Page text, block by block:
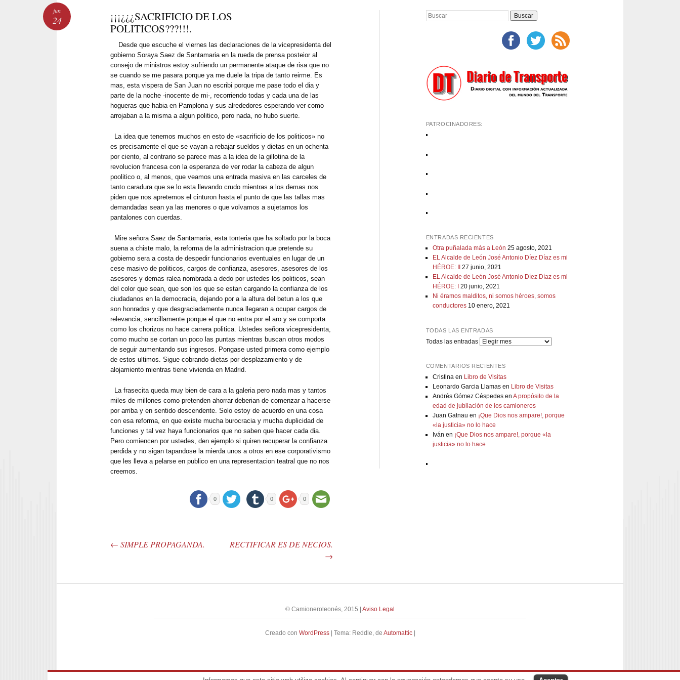
¡¡¡¿¿¿SACRIFICIO DE LOS
POLITICOS???!!!.
Desde que escuche el viernes las declaraciones de la vicepresidenta del
gobierno Soraya Saez de Santamaria en la rueda de prensa posteior al
consejo de ministros estoy sufriendo un permanente ataque de risa que no
se cuando se me pasara porque ya me duele la tripa de tanto reirme. Es
mas, esta vispera de San Juan no escribi porque me pase todo el dia y
parte de la noche -inocente de mi-, recorriendo todas y cada una de las
hogueras que habia en Pamplona y sus alrededores esperando ver como
arrojaban a la misma a algun politico, pero nada, no hubo suerte.
La idea que tenemos muchos en esto de «sacrificio de los politicos» no
es precisamente el que se vayan a rebajar sueldos y dietas en un ochenta
por ciento, al contrario se parece mas a la idea de la gillotina de la
revolucion francesa con la esperanza de ver rodar la cabeza de algun
poolitico o, al menos, que veamos una entrada masiva en las carceles de
tanto caradura que se lo esta llevando crudo mientras a los demas nos
piden que nos apretemos el cinturon hasta el punto de que las tallas mas
demandadas sean ya las menores o que volvamos a sujetarnos los
pantalones con cuerdas.
Mire señora Saez de Santamaria, esta tonteria que ha soltado por la boca
suena a chiste malo, la reforma de la administracion que pretende su
gobierno sera a costa de despedir funcionarios eventuales en lugar de un
cese masivo de politicos, cargos de confianza, asesores, asesores de los
asesores y demas ralea nombrada a dedo por ustedes los politicos, sean
del color que sean, que son los que se estan cargando la confianza de los
ciudadanos en la democracia, dejando por a la altura del betun a los que
son honrados y que desgraciadamente nunca llegaran a ocupar cargos de
relevancia, sencillamente porque el que no entra por el aro y se comporta
como los chorizos no hace carrera politica. Ustedes señora vicepresidenta,
como mucho se cortan un poco las puntas mientras buscan otros modos
de seguir aumentando sus ingresos. Pongase usted primera como ejemplo
de estos ultimos. Sigue cobrando dietas por desplazamiento y de
alojamiento mientras tiene vivienda en Madrid.
La frasecita queda muy bien de cara a la galeria pero nada mas y tantos
miles de millones como pretenden ahorrar deberian de comenzar a hacerse
por arriba y en sentido descendente. Solo estoy de acuerdo en una cosa
con esa reforma, en que existe mucha burocracia y mucha duplicidad de
funciones y tal vez haya funcionarios que no saben que hacer cada dia.
Pero comiencen por ustedes, den ejemplo si quiren recuperar la confianza
perdida y no sigan tapandose la mierda unos a otros en ese corporativismo
que les lleva a pelarse en publico en una representacion teatral que no nos
creemos.
0 0 0
jun
24
← SIMPLE PROPAGANDA.
RECTIFICAR ES DE NECIOS.
→
Buscar
PATROCINADORES:
ENTRADAS RECIENTES
Otra puñalada más a León 25 agosto, 2021
EL Alcalde de León José Antonio Díez Díaz es mi
HÉROE: II
27 junio, 2021
EL Alcalde de León José Antonio Díez Díaz es mi
HÉROE: I
20 junio, 2021
Ni éramos malditos, ni somos héroes, somos
conductores 10 enero, 2021
TODAS LAS ENTRADAS
Todas las entradas
COMENTARIOS RECIENTES
Cristinaen Libro de Visitas
Leonardo Garcia Llamasen Libro de Visitas
Andrés Gómez Céspedesen A propósito de la
edad de jubilación de los camioneros
Juan Gatnau en ¡Que Dios nos ampare!, porque
«la justicia» no lo hace
Iván en ¡Que Dios nos ampare!, porque «la
justicia» no lo hace
© Camioneroleonés, 2015 Aviso Legal
Creado con WordPress Tema: Reddle, de Automattic